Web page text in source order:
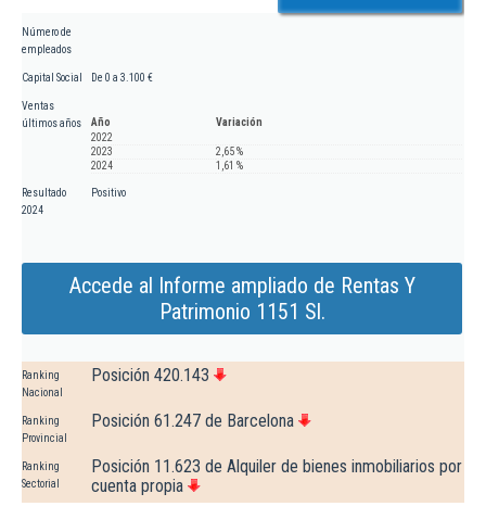
Número de
empleados
Capital Social De 0 a 3.100 €
Ventas
últimos años
Año
Variación
2022
2023
2,65 %
2024
1,61 %
Resultado
2024
Positivo
Accede al Informe ampliado de Rentas Y
Patrimonio 1151 Sl.
Ranking
Nacional
Posición 420.143
Ranking
Provincial
Posición 61.247 de Barcelona
Ranking
Sectorial
Posición 11.623 de Alquiler de bienes inmobiliarios por
cuenta propia